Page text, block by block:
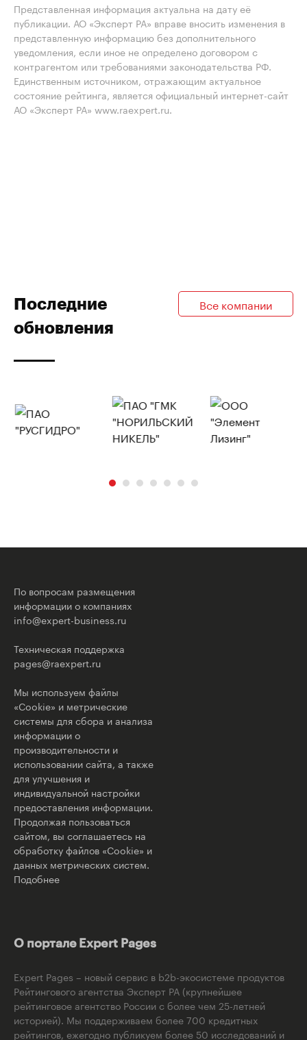
Представленная информация актуальна на дату её
публикации. АО «Эксперт РА» вправе вносить изменения в
представленную информацию без дополнительного
уведомления, если иное не определено договором с
контрагентом или требованиями законодательства РФ.
Единственным источником, отражающим актуальное
состояние рейтинга, является официальный интернет-сайт
АО «Эксперт РА» www.raexpert.ru.
Последние
обновления
Все компании
По вопросам размещения
информации о компаниях
info@expert-business.ru
Техническая поддержка
pages@raexpert.ru
Мы используем файлы
«Cookie» и метрические
системы для сбора и анализа
информации о
производительности и
использовании сайта, а также
для улучшения и
индивидуальной настройки
предоставления информации.
Продолжая пользоваться
сайтом, вы соглашаетесь на
обработку файлов «Cookie» и
данных метрических систем.
Подобнее
О портале Expert Pages
Expert Pages – новый сервис в b2b-экосистеме продуктов
Рейтингового агентства Эксперт РА (крупнейшее
рейтинговое агентство России с более чем 25-летней
историей). Мы поддерживаем более 700 кредитных
рейтингов, ежегодно публикуем более 50 исследований и